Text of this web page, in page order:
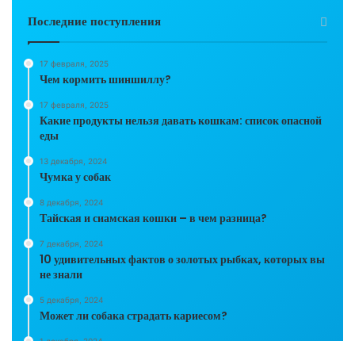
Последние поступления
17 февраля, 2025
Чем кормить шиншиллу?
17 февраля, 2025
Какие продукты нельзя давать кошкам: список опасной
еды
13 декабря, 2024
Чумка у собак
8 декабря, 2024
Тайская и сиамская кошки – в чем разница?
7 декабря, 2024
10 удивительных фактов о золотых рыбках, которых вы
не знали
5 декабря, 2024
Может ли собака страдать кариесом?